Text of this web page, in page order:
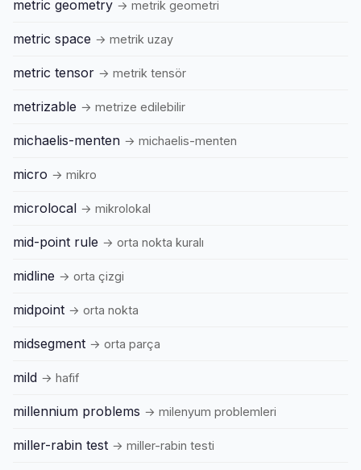
metric geometry → metrik geometri
metric space → metrik uzay
metric tensor → metrik tensör
metrizable → metrize edilebilir
michaelis-menten → michaelis-menten
micro → mikro
microlocal → mikrolokal
mid-point rule → orta nokta kuralı
midline → orta çizgi
midpoint → orta nokta
midsegment → orta parça
mild → hafif
millennium problems → milenyum problemleri
miller-rabin test → miller-rabin testi